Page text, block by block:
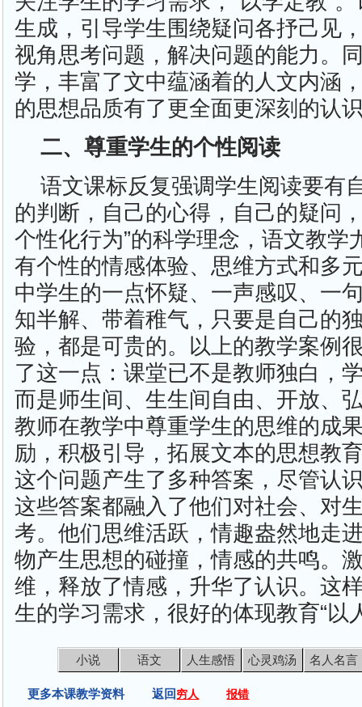
生成，引导学生围绕疑问各抒己见
视角思考问题，解决问题的能力。
学，丰富了文中蕴涵着的人文内涵
的思想品质有了更全面更深刻的认
二、尊重学生的个性阅读
语文课标反复强调学生阅读要有
的判断，自己的心得，自己的疑问
个性化行为”的科学理念，语文教学
有个性的情感体验、思维方式和多
中学生的一点怀疑、一声感叹、一
知半解、带着稚气，只要是自己的
验，都是可贵的。以上的教学案例
了这一点：课堂已不是教师独白，
而是师生间、生生间自由、开放、
教师在教学中尊重学生的思维的成
励，积极引导，拓展文本的思想教
这个问题产生了多种答案，尽管认
这些答案都融入了他们对社会、对
考。他们思维活跃，情趣盎然地走
物产生思想的碰撞，情感的共鸣。
维，释放了情感，升华了认识。这
生的学习需求，很好的体现教育“以
小说 语文 人生感悟 心灵鸡汤 名人名言
更多本课教学资料 返回穷人
报错